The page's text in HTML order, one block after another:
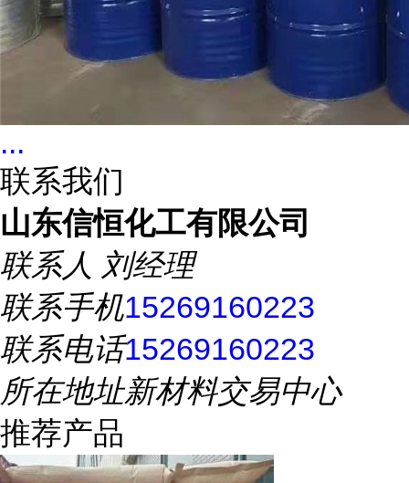
...
联系我们
山东信恒化工有限公司
联系人 刘经理
联系手机15269160223
联系电话15269160223
所在地址新材料交易中心
推荐产品